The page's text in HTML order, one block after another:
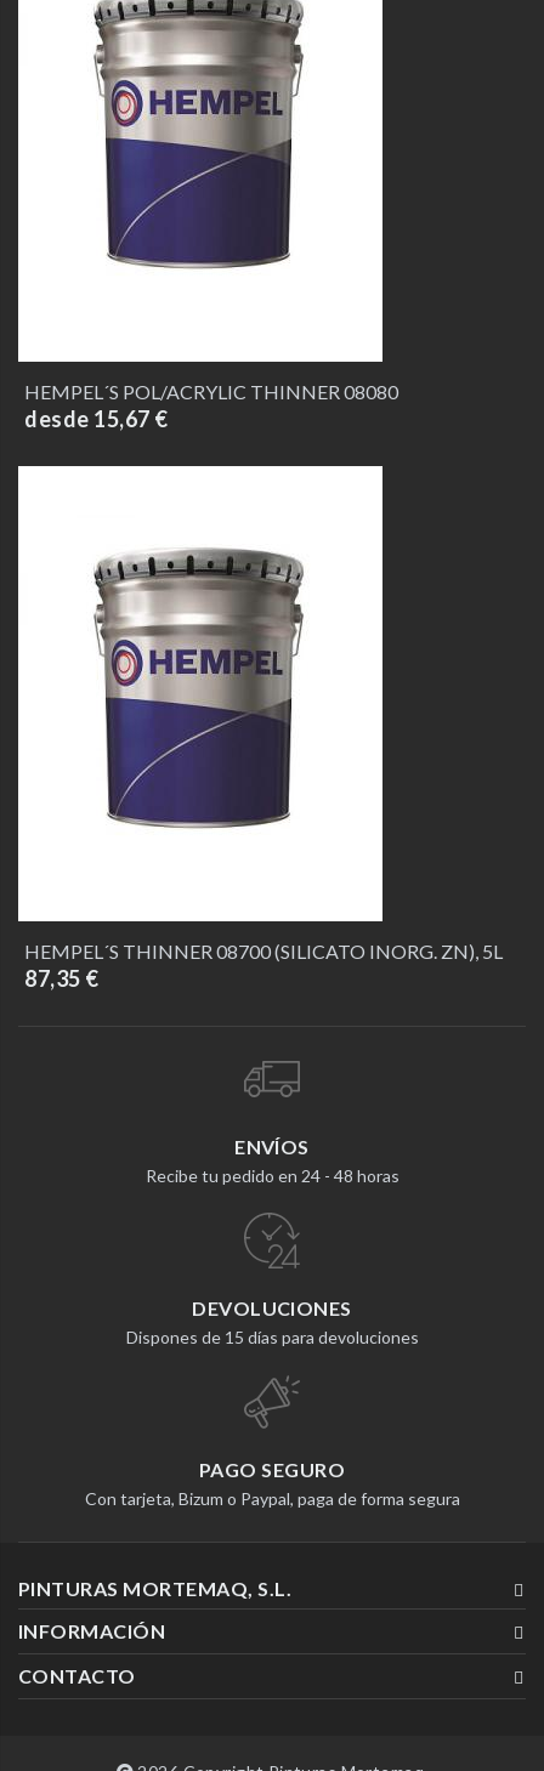
HEMPEL´S POL/ACRYLIC THINNER 08080
desde 15,67 €
HEMPEL´S THINNER 08700 (SILICATO INORG. ZN), 5L
87,35 €
ENVÍOS
Recibe tu pedido en 24 - 48 horas
DEVOLUCIONES
Dispones de 15 días para devoluciones
PAGO SEGURO
Con tarjeta, Bizum o Paypal, paga de forma segura
PINTURAS MORTEMAQ, S.L.
INFORMACIÓN
CONTACTO